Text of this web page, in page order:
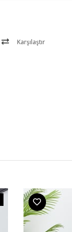
Karşılaştır